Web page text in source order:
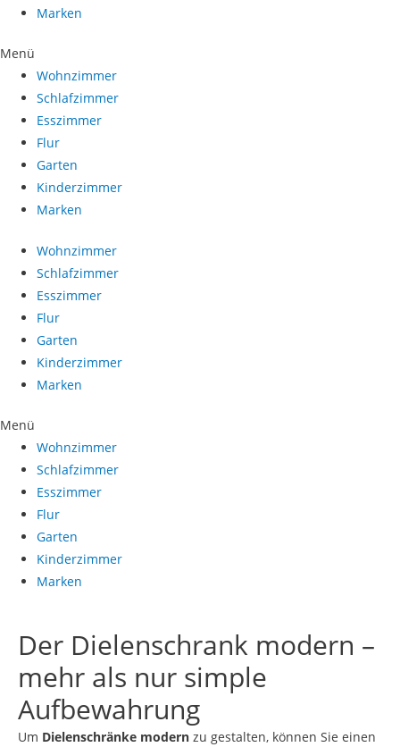
Marken
Menü
Wohnzimmer
Schlafzimmer
Esszimmer
Flur
Garten
Kinderzimmer
Marken
Wohnzimmer
Schlafzimmer
Esszimmer
Flur
Garten
Kinderzimmer
Marken
Menü
Wohnzimmer
Schlafzimmer
Esszimmer
Flur
Garten
Kinderzimmer
Marken
Der Dielenschrank modern –
mehr als nur simple
Aufbewahrung
Um Dielenschränke modern zu gestalten, können Sie einen